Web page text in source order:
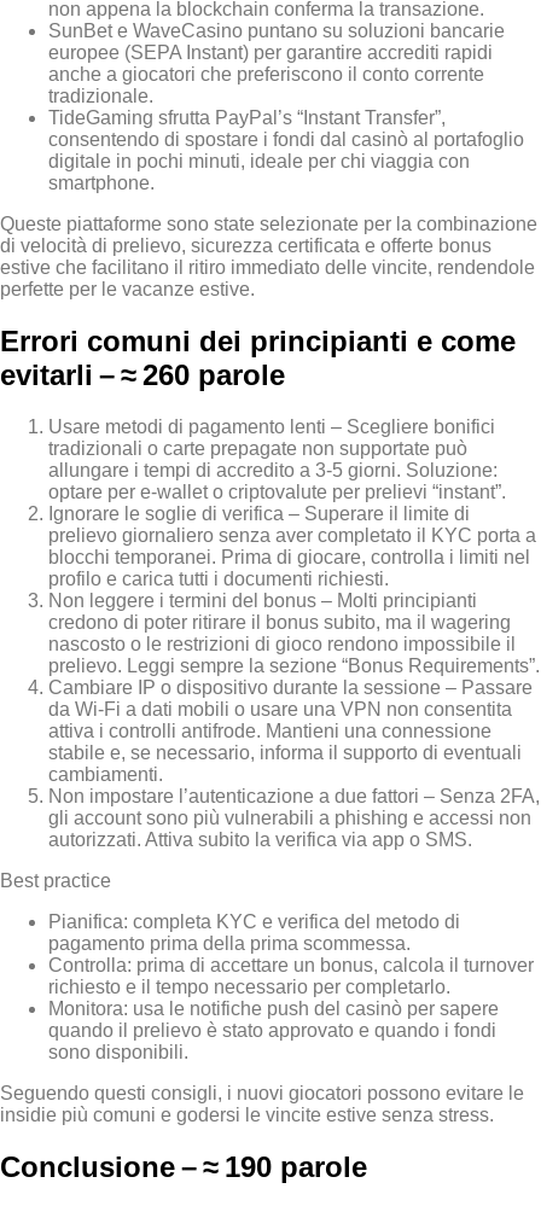
non appena la blockchain conferma la transazione.
SunBet e WaveCasino puntano su soluzioni bancarie
europee (SEPA Instant) per garantire accrediti rapidi
anche a giocatori che preferiscono il conto corrente
tradizionale.
TideGaming sfrutta PayPal’s “Instant Transfer”,
consentendo di spostare i fondi dal casinò al portafoglio
digitale in pochi minuti, ideale per chi viaggia con
smartphone.
Queste piattaforme sono state selezionate per la combinazione
di velocità di prelievo, sicurezza certificata e offerte bonus
estive che facilitano il ritiro immediato delle vincite, rendendole
perfette per le vacanze estive.
Errori comuni dei principianti e come
evitarli – ≈ 260 parole
Usare metodi di pagamento lenti – Scegliere bonifici
tradizionali o carte prepagate non supportate può
allungare i tempi di accredito a 3‑5 giorni. Soluzione:
optare per e‑wallet o criptovalute per prelievi “instant”.
Ignorare le soglie di verifica – Superare il limite di
prelievo giornaliero senza aver completato il KYC porta a
blocchi temporanei. Prima di giocare, controlla i limiti nel
profilo e carica tutti i documenti richiesti.
Non leggere i termini del bonus – Molti principianti
credono di poter ritirare il bonus subito, ma il wagering
nascosto o le restrizioni di gioco rendono impossibile il
prelievo. Leggi sempre la sezione “Bonus Requirements”.
Cambiare IP o dispositivo durante la sessione – Passare
da Wi‑Fi a dati mobili o usare una VPN non consentita
attiva i controlli antifrode. Mantieni una connessione
stabile e, se necessario, informa il supporto di eventuali
cambiamenti.
Non impostare l’autenticazione a due fattori – Senza 2FA,
gli account sono più vulnerabili a phishing e accessi non
autorizzati. Attiva subito la verifica via app o SMS.
Best practice
Pianifica: completa KYC e verifica del metodo di
pagamento prima della prima scommessa.
Controlla: prima di accettare un bonus, calcola il turnover
richiesto e il tempo necessario per completarlo.
Monitora: usa le notifiche push del casinò per sapere
quando il prelievo è stato approvato e quando i fondi
sono disponibili.
Seguendo questi consigli, i nuovi giocatori possono evitare le
insidie più comuni e godersi le vincite estive senza stress.
Conclusione – ≈ 190 parole